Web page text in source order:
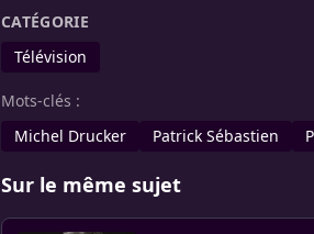
CATÉGORIE
Télévision
Mots-clés :
Michel Drucker
Patrick Sébastien
Sur le même sujet